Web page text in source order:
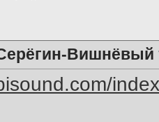
Вишнёвый